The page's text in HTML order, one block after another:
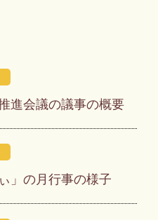
進会議の議事の概要
」の月行事の様子